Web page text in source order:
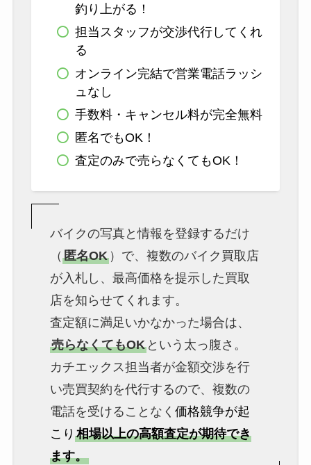
釣り上がる！
担当スタッフが交渉代行してくれ
る
オンライン完結で営業電話ラッシ
ュなし
手数料・キャンセル料が完全無料
匿名でもOK！
査定のみで売らなくてもOK！
バイクの写真と情報を登録するだけ
（ 匿名OK）で、複数のバイク買取店
が入札し、最高価格を提示した買取
店を知らせてくれます。
査定額に満足いかなかった場合は、
売らなくてもOKという太っ腹さ。
カチエックス担当者が金額交渉を行
い売買契約を代行するので、複数の
電話を受けることなく 価格競争が起
こり 相場以上の高額査定が期待でき
ます。